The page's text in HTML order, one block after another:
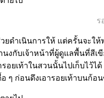
ร
ดำเนินการให้ แต่ครั้นจะใ
งกับเจ้าหน้าที่ผู้ดูแลพื้นที่สีเ
ยเท้าในสวนนั้นไปเก็บไว้ไ
ๆ ก่อนดึงเอารอยเท้าบนก้